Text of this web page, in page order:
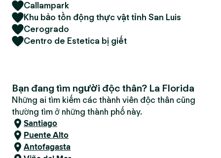
Callampark
Khu bảo tồn động thực vật tỉnh San Luis
Cerogrado
Centro de Estetica bị giết
Bạn đang tìm người độc thân? La Florida
Những ai tìm kiếm các thành viên độc thân cũng
thường tìm ở những thành phố này.
Santiago
Puente Alto
Antofagasta